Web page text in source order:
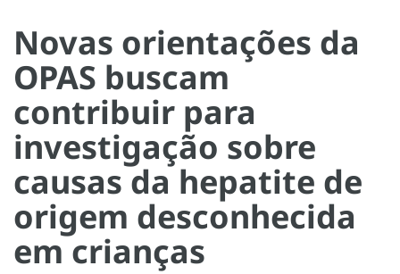
Novas orientações da
OPAS buscam
contribuir para
investigação sobre
causas da hepatite de
origem desconhecida
em crianças